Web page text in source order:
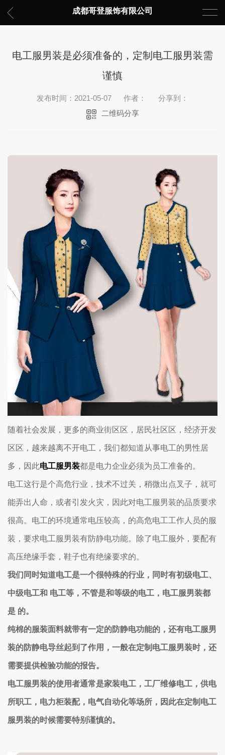
成都哥登服饰有限公司
电工服男装是必须准备的，定制电工服男装需
谨慎
发布时间：2021-05-07 作者：
分享到：
二维码分享
随着社会发展，更多的商业街区区，居民社区区，经济开发
区区，越来越离不开电工，我们都知道从事电工的男性居
多，因此电工服男装都是电力企业必须为员工准备的。
电工这行是个高危行业，技术不过关，稍微出点叉子，就可
能弄出人命，或者引发火灾 ，因此对电工服男装的品质要求
很高。电工的环境通常电压较高，的高危电工工作人员的服
装，要求电工服男装有防静电功能。除了电工服外，要配有
高压绝缘手套，鞋子也有绝缘要求的。
我们同时知道电工是一个很特殊的行业，同时有初级电工、
中级电工和 电工等，不管是和等级的电工，电工服男装都
是 的。
纯棉的服装面料就带有一定的防静电功能的，还有电工服男
装的防静电导丝起到了作用，一般在定制 电工服男装时，还
需要提供检验功能的报告。
电工服男装的使用者通常是家装电工，工厂维修电工，供电
所职工，电力柜装配，电气自动化等场所，因此在定制电工
服男装的时候需要特别谨慎的。